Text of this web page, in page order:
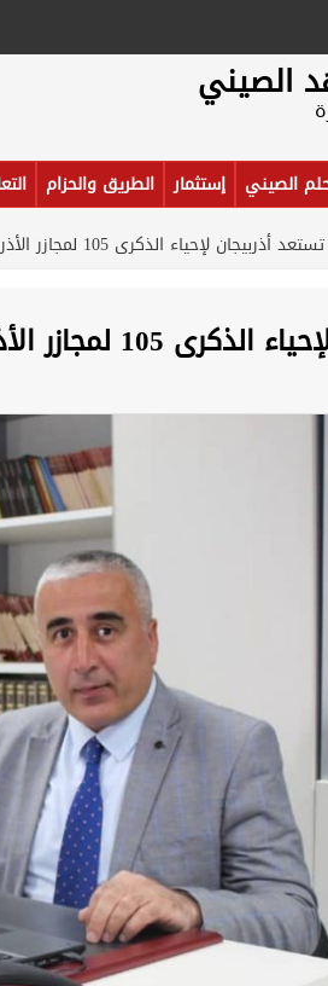
الصيني
الصيني إستثمار الطريق والحزام
تستعد أذربيجان لإحياء الذكرى 105 لمجازر الأذربيجانيين الجماعية
الأذربيجانيين الجماعية